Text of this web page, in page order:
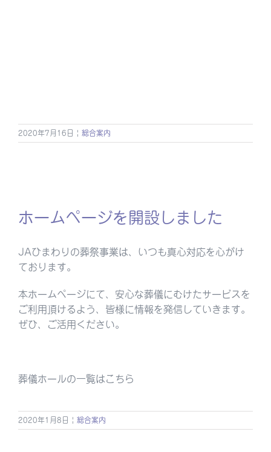
2020年7月16日 | 総合案内
ホームページを開設しました
JAひまわりの葬祭事業は、いつも真心対応を心がけ
ております。
本ホームページにて、安心な葬儀にむけたサービスを
ご利用頂けるよう、皆様に情報を発信していきます。
ぜひ、ご活用ください。
葬儀ホールの一覧はこちら
2020年1月8日 | 総合案内